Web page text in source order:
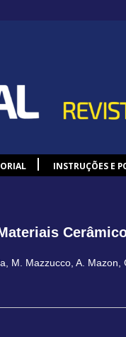
INSTRUÇÕES E
M. Mazzucco ,A. Mazon ,